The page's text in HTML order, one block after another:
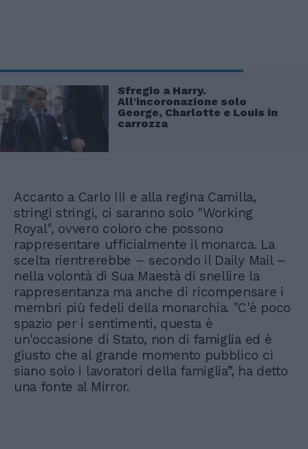
Sfregio a Harry.
All'incoronazione solo
George, Charlotte e Louis in
carrozza
Accanto a Carlo III e alla regina Camilla,
stringi stringi, ci saranno solo "Working
Royal", ovvero coloro che possono
rappresentare ufficialmente il monarca. La
scelta rientrerebbe – secondo il Daily Mail –
nella volontà di Sua Maestà di snellire la
rappresentanza ma anche di ricompensare i
membri più fedeli della monarchia. "C'è poco
spazio per i sentimenti, questa è
un'occasione di Stato, non di famiglia ed è
giusto che al grande momento pubblico ci
siano solo i lavoratori della famiglia”, ha detto
una fonte al Mirror.